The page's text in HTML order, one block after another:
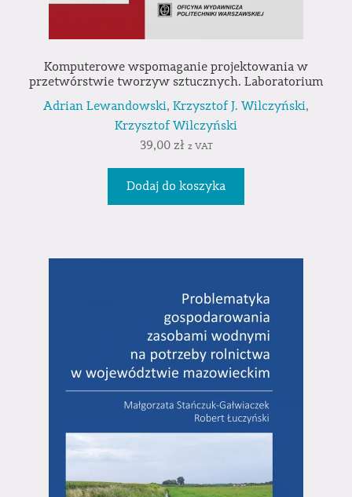
Komputerowe wspomaganie projektowania w
przetwórstwie tworzyw sztucznych. Laboratorium
Adrian Lewandowski, Krzysztof J. Wilczyński,
Krzysztof Wilczyński
39,00 zł z VAT
Dodaj do koszyka